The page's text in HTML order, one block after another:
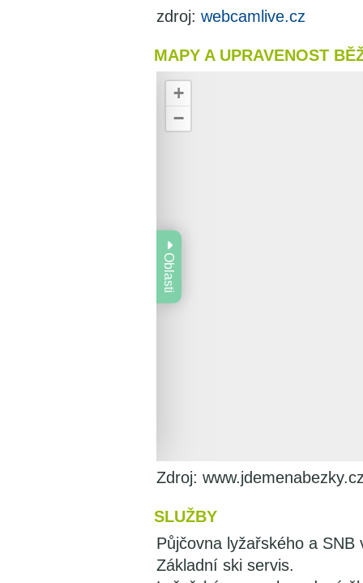
zdroj: webcamlive.cz
MAPY A UPRAVENOST
Zdroj:
SLUŽBY
Půjčovna lyžařského a SNB
Základní ski servis.